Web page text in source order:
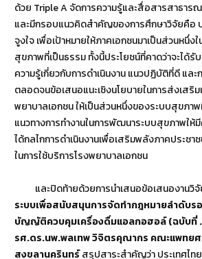
ด้วย Triple A จัดการความรู้และสื่อสารสาธาร
และมีกรอบแนวคิดสำคัญของการศึกษาวิจัยคือ
จูงใจ เพื่อเป้าหมายให้ภาคเอกชนมาเป็นส่วนหนึ่
สุขภาพที่เป็นธรรม ทั้งนี้ประโยชน์ที่คาดว่าจะได้รั
ความรู้เกี่ยวกับการดำเนินงาน แนวปฏิบัติที่ดี และ
ตลอดจนข้อเสนอแนะเชิงนโยบายในการส่งเสริ
พยาบาลเอกชน ให้เป็นส่วนหนึ่งของระบบสุขภา
แนวทางการทำงานในการพัฒนาระบบสุขภาพให้
ได้กลไกการดำเนินงานเพื่อเสริมพลังภาคประชา
ในการใช้บริการโรงพยาบาลเอกชน
และปิดท้ายด้วยการนำเสนอข้อเสนองานวิ
ระบบเพื่อสนับสนุนการจัดทำกฎหมายลำดับร
บัญญัติควบคุมเครื่องดื่มแอลกอฮอล์ (ฉบับที่
รศ.ดร.นพ.พลเทพ วิจิตรคุณากร คณะแพทย
สงขลานครินทร์สรุปสาระสำคัญว่า ประเทศไท